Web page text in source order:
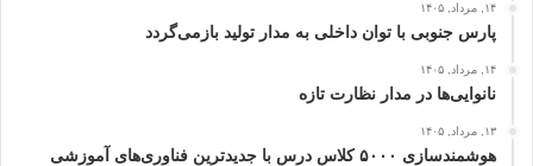
۱۴, مرداد, ۱۴۰۵
پارس جنوبی با توان داخلی به مدار تولید بازمی‌گردد
۱۴, مرداد, ۱۴۰۵
نانوایی‌ها در مدار نظارت تازه
۱۳, مرداد, ۱۴۰۵
هوشمندسازی ۵۰۰۰ کلاس درس با جدیدترین فناوری‌های آموزشی